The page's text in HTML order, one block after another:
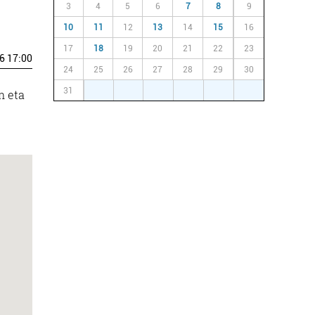
17:00
eta
3 4 5 6 7 8 9
10 11 12 13 14 15 16
17 18 19 20 21 22 23
24 25 26 27 28 29 30
31